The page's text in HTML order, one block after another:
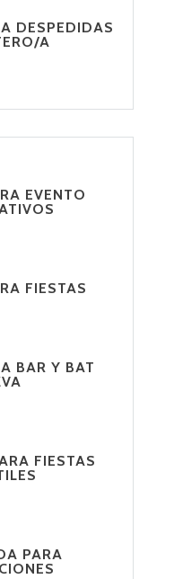
DESPEDIDAS
A
EVENTO
FIESTAS
BAR Y BAT
FIESTAS
PARA